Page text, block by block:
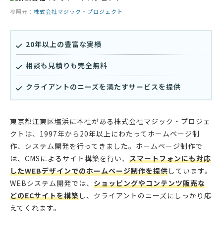
参照元： 株式会社マジック・プロジェクト
20年以上の豊富な実績
相談も見積りも完全無料
クライアントのニーズを満たすサービスを提供
東京都江東区塩浜に本社がある株式会社マジック・プロジェ
クトは、1997年から20年以上にわたってホームページ制
作、システム開発を行ってきました。ホームページ制作で
は、CMSによるサイト構築を行い、 スマートフォンにも対応
したWEBデザインでのホームページ制作を提供しています。
WEBシステム開発では、 ショッピングやコンテンツ販売な
どのECサイトを構築し、クライアントのニーズにしっかり応
えてくれます。